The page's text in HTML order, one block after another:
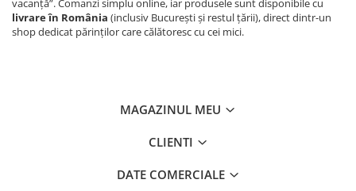
vacanță”. Comanzi simplu online, iar produsele sunt disponibile cu
livrare în România (inclusiv București și restul țării), direct dintr-un
shop dedicat părinților care călătoresc cu cei mici.
MAGAZINUL MEU
CLIENTI
DATE COMERCIALE